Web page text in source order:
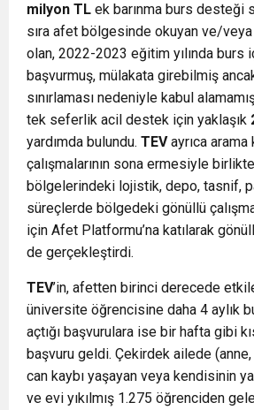
milyon TL ek barınma burs desteği
sıra afet bölgesinde okuyan ve/
olan, 2022-2023 eğitim yılında burs
başvurmuş, mülakata girebilmiş
sınırlaması nedeniyle kabul
tek seferlik acil destek için yaklaşık
yardımda bulundu. TEVayrıca arama
çalışmalarının sona ermesiyle
bölgelerindeki lojistik, depo, tasnif,
süreçlerde bölgedeki gönüllü
için Afet Platformu’na katılarak
de gerçekleştirdi.
TEV’in, afetten birinci derecede
üniversite öğrencisine daha 4 aylık
açtığı başvurulara ise bir hafta gibi
başvuru geldi. Çekirdek ailede
can kaybı yaşayan veya kendisinin
ve evi yıkılmış 1.275 öğrenciden